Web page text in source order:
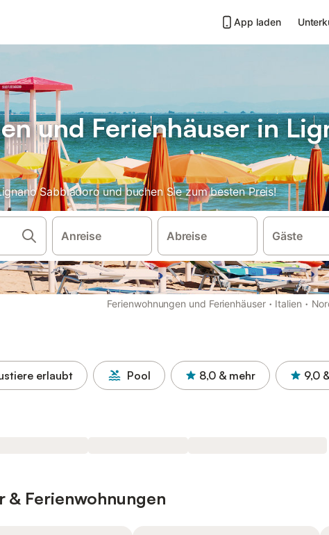
App laden
und Ferienhäuser in
Sabbiadoro und buchen Sie zum besten Preis!
Anreise Abreise Gäste
Ferienwohnungen und Ferienhäuser · Italien ·
erlaubt Pool 8,0 & mehr 9,0
& Ferienwohnungen